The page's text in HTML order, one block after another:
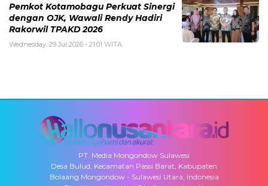
Pemkot Kotamobagu Perkuat Sinergi
dengan OJK, Wawali Rendy Hadiri
Rakorwil TPAKD 2026
Wednesday, 29 Jul 2026 - 21:01 WITA
PT. Media Mongondow Sulawesi
Desa Bulud, Kecamatan Passi Barat, Kabupaten
Bolaang Mongondow - Sulawesi Utara, Indonesia